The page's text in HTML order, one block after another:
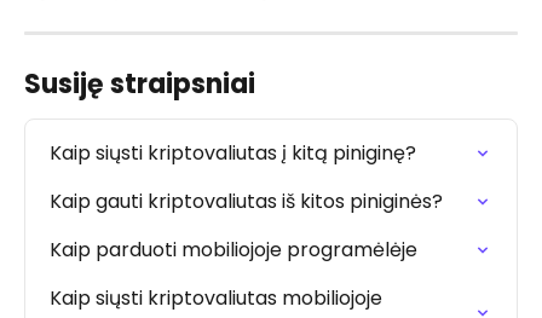
Susiję straipsniai
Kaip siųsti kriptovaliutas į kitą piniginę?
Kaip gauti kriptovaliutas iš kitos piniginės?
Kaip parduoti mobiliojoje programėlėje
Kaip siųsti kriptovaliutas mobiliojoje